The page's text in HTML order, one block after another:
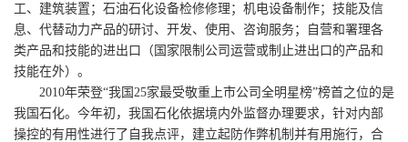
工、建筑装置；石油石化设备检修修理；机电设备制作；技能及信
息、代替动力产品的研讨、开发、使用、咨询服务；自营和署理各
类产品和技能的进出口（国家限制公司运营或制止进出口的产品和
技能在外）。
2010年荣登“我国25家最受敬重上市公司全明星榜”榜首之位的是
我国石化。今年初，我国石化依据境内外监督办理要求，针对内部
操控的有用性进行了自我点评，建立起防作弊机制并有用施行，合